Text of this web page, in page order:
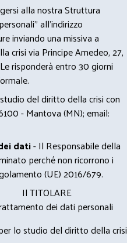
alla nostra Struttura
all'indirizzo
inviando una missiva a
crisi via Principe Amedeo, 27,
risponderà entro 30 giorni
del diritto della crisi con
- Mantova (MN); email:
dati- Il Responsabile della
perché non ricorrono i
(UE) 2016/679.
Il TITOLARE
dei dati personali
lo studio del diritto della crisi